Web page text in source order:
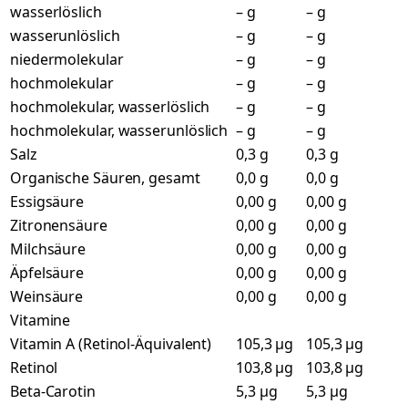
wasserlöslich
– g
– g
wasserunlöslich
– g
– g
niedermolekular
– g
– g
hochmolekular
– g
– g
hochmolekular, wasserlöslich
– g
– g
hochmolekular, wasserunlöslich – g
– g
Salz
0,3 g
0,3 g
Organische Säuren, gesamt
0,0 g
0,0 g
Essigsäure
0,00 g
0,00 g
Zitronensäure
0,00 g
0,00 g
Milchsäure
0,00 g
0,00 g
Äpfelsäure
0,00 g
0,00 g
Weinsäure
0,00 g
0,00 g
Vitamine
Vitamin A (Retinol-Äquivalent)
105,3 µg
105,3 µg
Retinol
103,8 µg
103,8 µg
Beta-Carotin
5,3 µg
5,3 µg